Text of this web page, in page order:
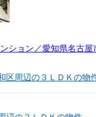
ション／愛知県名古屋
区周辺の３ＬＤＫの物